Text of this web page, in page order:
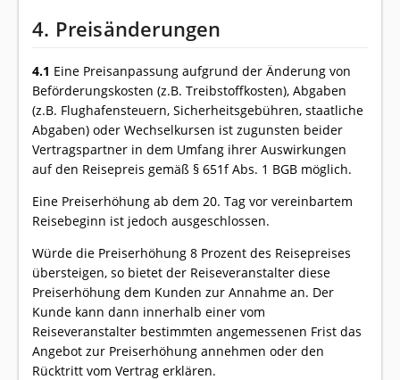
4. Preisänderungen
4.1 Eine Preisanpassung aufgrund der Änderung von
Beförderungskosten (z.B. Treibstoffkosten), Abgaben
(z.B. Flughafensteuern, Sicherheitsgebühren, staatliche
Abgaben) oder Wechselkursen ist zugunsten beider
Vertragspartner in dem Umfang ihrer Auswirkungen
auf den Reisepreis gemäß § 651f Abs. 1 BGB möglich.
Eine Preiserhöhung ab dem 20. Tag vor vereinbartem
Reisebeginn ist jedoch ausgeschlossen.
Würde die Preiserhöhung 8 Prozent des Reisepreises
übersteigen, so bietet der Reiseveranstalter diese
Preiserhöhung dem Kunden zur Annahme an. Der
Kunde kann dann innerhalb einer vom
Reiseveranstalter bestimmten angemessenen Frist das
Angebot zur Preiserhöhung annehmen oder den
Rücktritt vom Vertrag erklären.